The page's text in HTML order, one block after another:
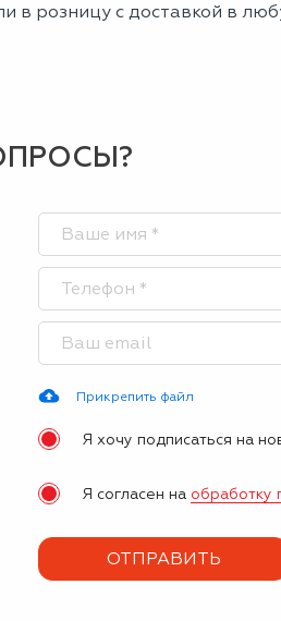
в розницу с доставкой в
Прикрепить файл
Я хочу подписаться на
Я согласен на обработку